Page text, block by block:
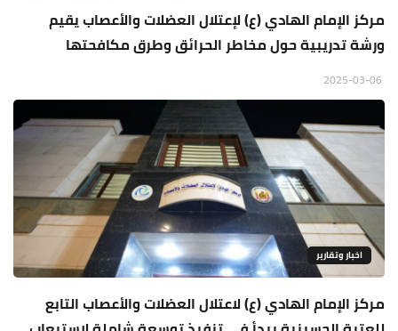
مركز الإمام الهادي (ع) لإعتلال العضلات والأعصاب يقيم
ورشة تدريبية حول مخاطر الحرائق وطرق مكافحتها
اخبار وتقارير
مركز الإمام الهادي (ع) لاعتلال العضلات والأعصاب التابع